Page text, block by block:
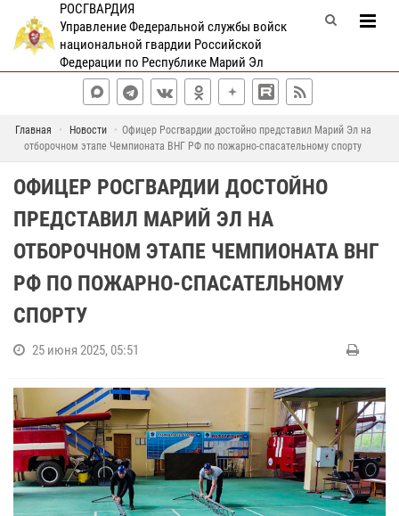
РОСГВАРДИЯ
Управление Федеральной службы войск
национальной гвардии Российской
Федерации по Республике Марий Эл
Главная Новости
Офицер Росгвардии достойно представил Марий Эл на
отборочном этапе Чемпионата ВНГ РФ по пожарно-спасательному спорту
ОФИЦЕР РОСГВАРДИИ ДОСТОЙНО
ПРЕДСТАВИЛ МАРИЙ ЭЛ НА
ОТБОРОЧНОМ ЭТАПЕ ЧЕМПИОНАТА ВНГ
РФ ПО ПОЖАРНО-СПАСАТЕЛЬНОМУ
СПОРТУ
25 июня 2025, 05:51